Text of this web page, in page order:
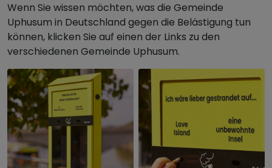
Wenn Sie wissen möchten, was die Gemeinde
Uphusum in Deutschland gegen die Belästigung tun
können, klicken Sie auf einen der Links zu den
verschiedenen Gemeinde Uphusum.